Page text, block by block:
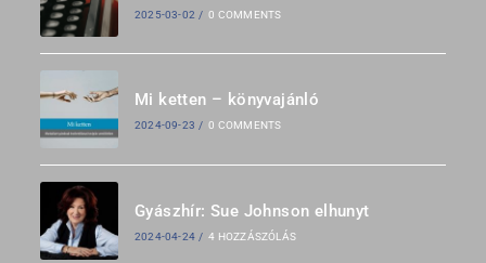
2025-03-02 / 0 COMMENTS
Mi ketten – könyvajánló
2024-09-23 / 0 COMMENTS
Gyászhír: Sue Johnson elhunyt
2024-04-24 / 4 HOZZÁSZÓLÁS